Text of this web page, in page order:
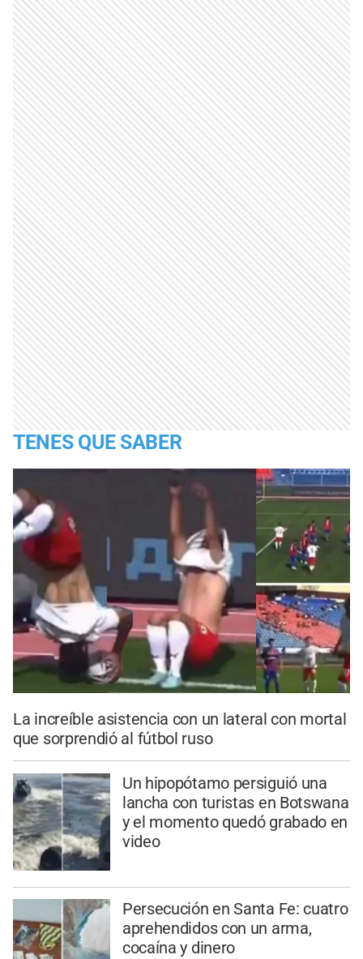
TENES QUE SABER
La increíble asistencia con un lateral con mortal
que sorprendió al fútbol ruso
Un hipopótamo persiguió una
lancha con turistas en Botswana
y el momento quedó grabado en
video
Persecución en Santa Fe: cuatro
aprehendidos con un arma,
cocaína y dinero